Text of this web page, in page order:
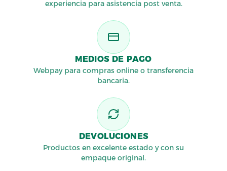
experiencia para asistencia post venta.
MEDIOS DE PAGO
Webpay para compras online o transferencia
bancaria.
DEVOLUCIONES
Productos en excelente estado y con su
empaque original.